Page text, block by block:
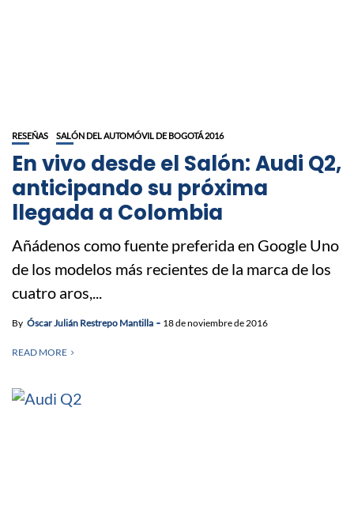
RESEÑAS SALÓN DEL AUTOMÓVIL DE BOGOTÁ 2016
En vivo desde el Salón: Audi Q2,
anticipando su próxima
llegada a Colombia
Añádenos como fuente preferida en Google Uno
de los modelos más recientes de la marca de los
cuatro aros,...
By Óscar Julián Restrepo Mantilla 18 de noviembre de 2016
READ MORE